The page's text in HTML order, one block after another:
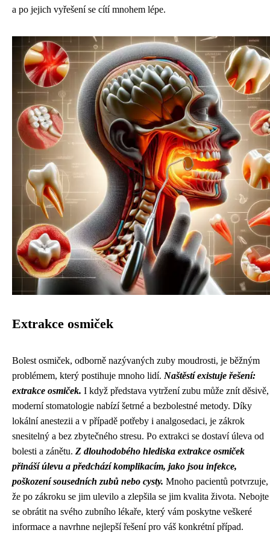
a po jejich vyřešení se cítí mnohem lépe.
Extrakce osmiček
Bolest osmiček, odborně nazývaných zuby moudrosti, je běžným
problémem, který postihuje mnoho lidí. Naštěstí existuje řešení:
extrakce osmiček. I když představa vytržení zubu může znít děsivě,
moderní stomatologie nabízí šetrné a bezbolestné metody. Díky
lokální anestezii a v případě potřeby i analgosedaci, je zákrok
snesitelný a bez zbytečného stresu. Po extrakci se dostaví úleva od
bolesti a zánětu. Z dlouhodobého hlediska extrakce osmiček
přináší úlevu a předchází komplikacím, jako jsou infekce,
poškození sousedních zubů nebo cysty. Mnoho pacientů potvrzuje,
že po zákroku se jim ulevilo a zlepšila se jim kvalita života. Nebojte
se obrátit na svého zubního lékaře, který vám poskytne veškeré
informace a navrhne nejlepší řešení pro váš konkrétní případ.